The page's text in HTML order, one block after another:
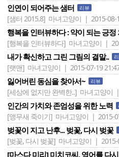
인연이 되어주는 샘터 리뷰
[샘터 2015.8] 마녀고양이 | 2015-08-
행복을 인터뷰하다 : 약이 되는 긍정
[행복을 인터뷰하다] 마녀고양이 |
내가 확신하고 그린 그림의 결말..
[랫맨] 마녀고양이 | 2015-07-19
잃어버린 동심을 찾아서~ 리뷰
[세상에 없지만 완벽한..] 마녀고양이
인간의 가치와 존엄성을 위한 노력
[앵무새 죽이기] 마녀고양이 | 2015-
벚꽃이 지고 난후... 벚꽃, 다시 벚꽃
[벚꽃, 다시 벚꽃] 마녀고양이 | 2015-
[마스다 미리] 미치코씨, 영어를 다